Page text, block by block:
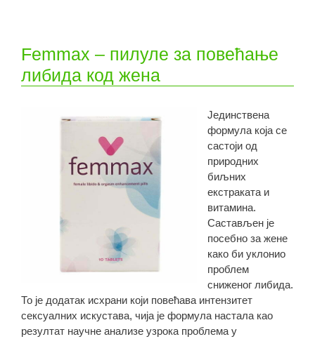
Femmax – пилуле за повећање
либида код жена
Јединствена
формула која се
састоји од
природних
биљних
екстраката и
витамина.
Састављен је
посебно за жене
како би уклонио
проблем
сниженог либида.
То је додатак исхрани који повећава интензитет
сексуалних искустава, чија је формула настала као
резултат научне анализе узрока проблема у